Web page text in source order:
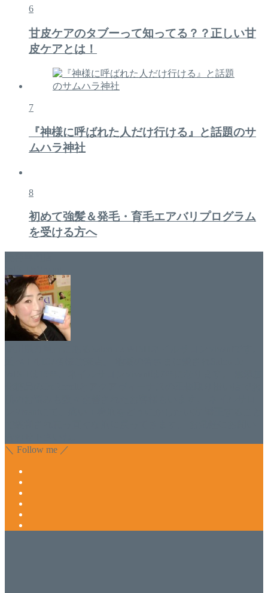
6
甘皮ケアのタブーって知ってる？？正しい甘
皮ケアとは！
7
『神様に呼ばれた人だけ行ける』と話題のサ
ムハラ神社
8
初めて強髪＆発毛・育毛エアバリプログラム
を受ける方へ
＼ Follow me ／